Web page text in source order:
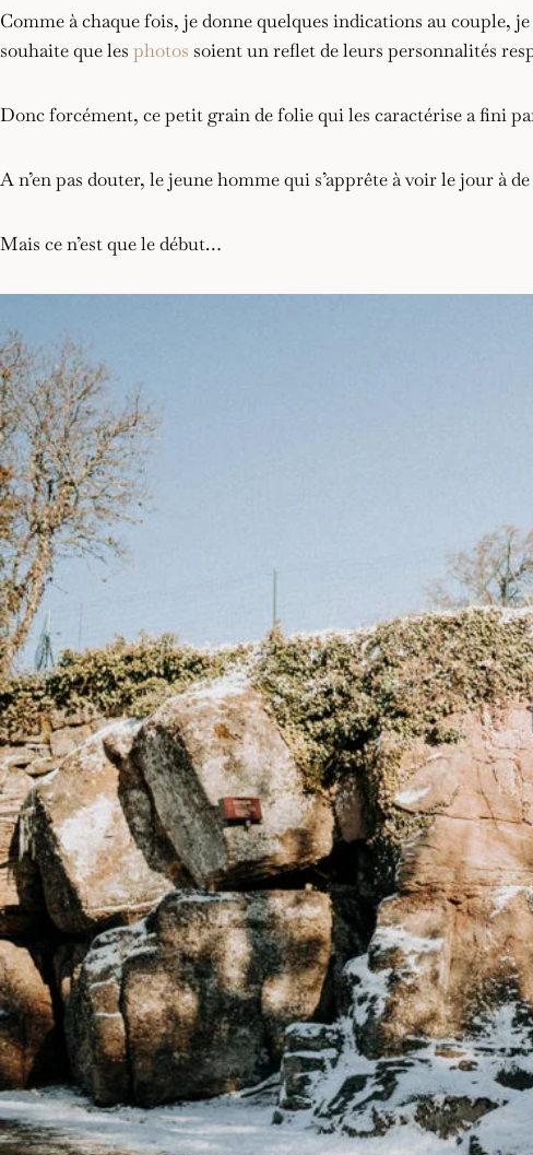
Comme à chaque fois, je donne quelques indications au couple,
souhaite que les photos soient un reflet de leurs personnalités
Donc forcément, ce petit grain de folie qui les caractérise a fini
A n’en pas douter, le jeune homme qui s’apprête à voir le jour à
Mais ce n’est que le début…